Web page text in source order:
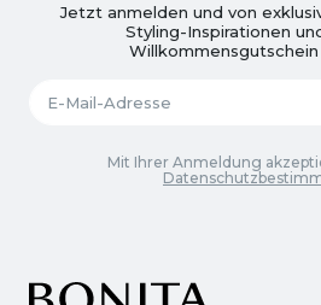
Jetzt anmelden und von
Styling-Inspirationen
Mit Ihrer Anmeldung